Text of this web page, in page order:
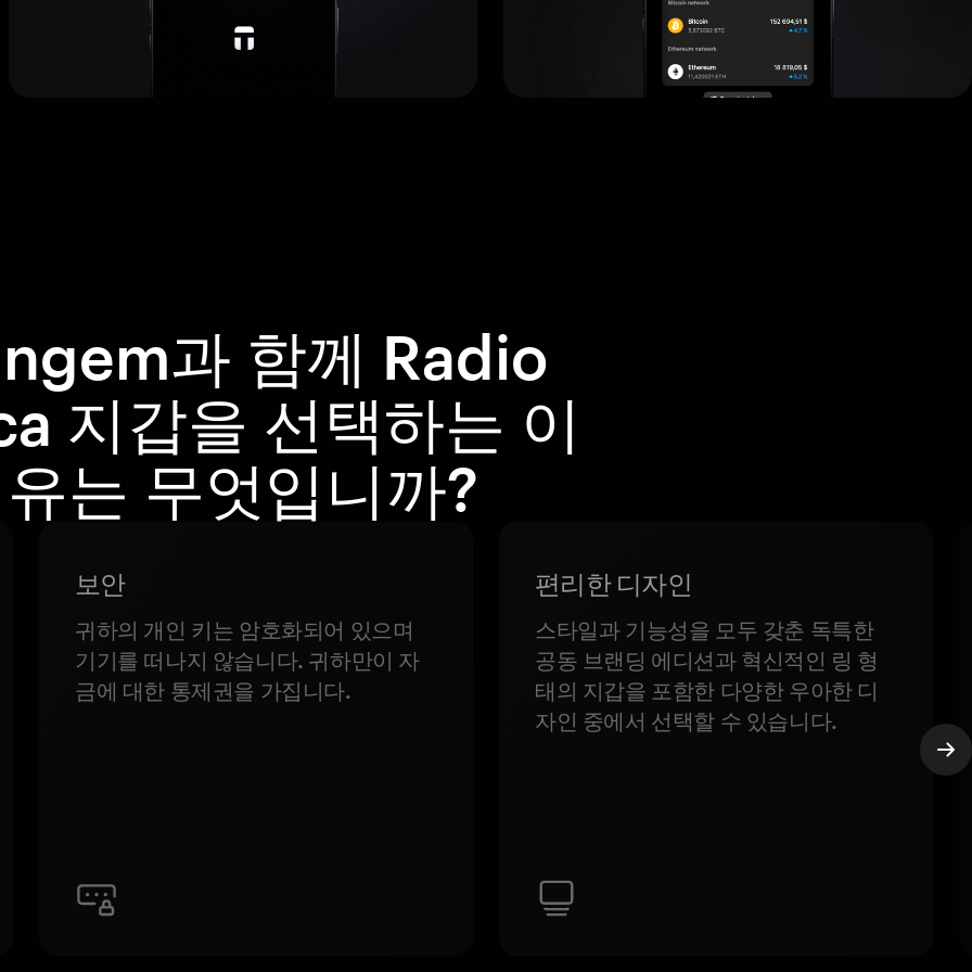
과 함께 Radio
지갑을 선택하는 이
유는 무엇입니까?
보안
귀하의 개인 키는 암호화되어 있으며
기기를 떠나지 않습니다. 귀하만이 자
금에 대한 통제권을 가집니다.
편리한 디자인
스타일과 기능성을 모두 갖춘 독특한
공동 브랜딩 에디션과 혁신적인 링 형
태의 지갑을 포함한 다양한 우아한 디
자인 중에서 선택할 수 있습니다.